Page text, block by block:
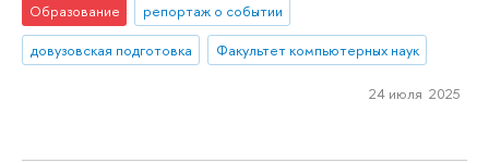
Образование
репортаж о событии
довузовская подготовка
Факультет компьютерных наук
24 июля 2025